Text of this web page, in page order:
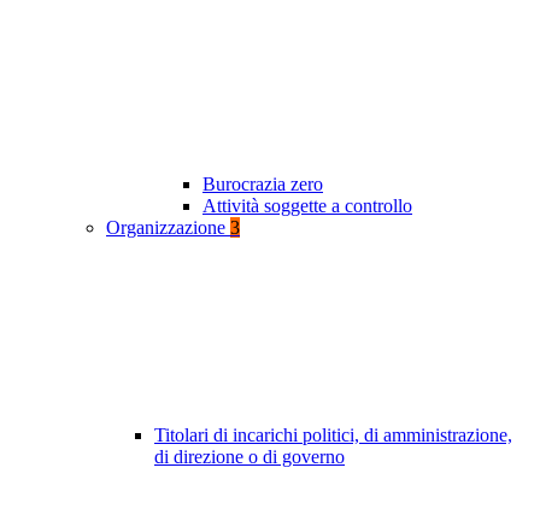
Burocrazia zero
Attività soggette a controllo
Organizzazione 3
Titolari di incarichi politici, di amministrazione,
di direzione o di governo